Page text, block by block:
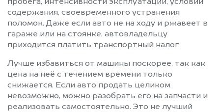
пробега, интенсивности эксплуатации, условий
содержания, своевременного устранения
поломок. Даже если авто не на ходу и ржавеет в
гараже или на стоянке, автовладельцу
приходится платить транспортный налог.
Лучше избавиться от машины поскорее, так как
цена на неё с течением времени только
снижается. Если авто продать целиком
невозможно, можно разобрать его на запчасти и
реализовать самостоятельно. Это не лучший